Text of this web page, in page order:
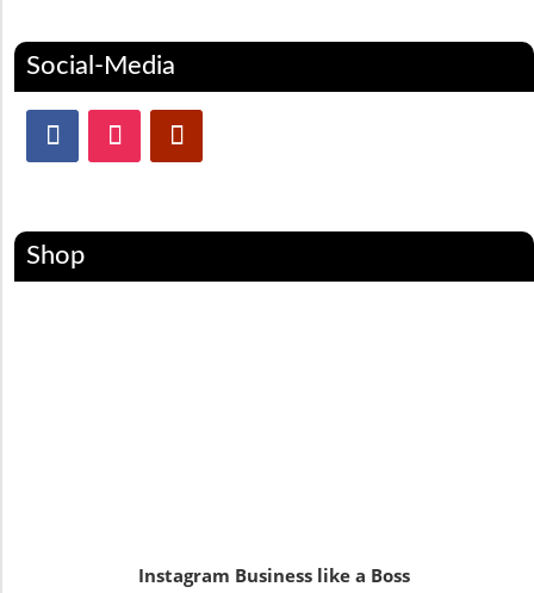
Social-Media
Shop
Instagram Business like a Boss